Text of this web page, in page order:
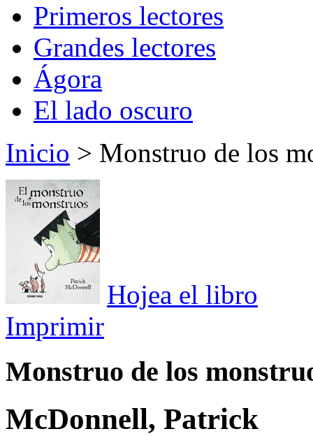
Primeros lectores
Grandes lectores
Ágora
El lado oscuro
Inicio > Monstruo de los
Hojea el libro
Imprimir
Monstruo de los
McDonnell, Patrick